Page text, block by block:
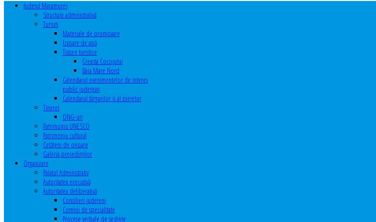
Judeţul Maramureş
Structura administrativă
Turism
Materiale de promovare
Izvoare de apă
Trasee turistice
Creasta Cocoșului
Baia Mare Nord
Calendarul evenimentelor de interes
public judeţean
Calendarul târgurilor şi al pieţelor
Tineret
ONG-uri
Patrimoniu UNESCO
Patrimoniu cultural
Cetăţeni de onoare
Galeria președinților
Organizare
Palatul Administrativ
Autoritatea executivă
Autoritatea deliberativă
Consilieri judeţeni
Comisii de specialitate
Procese verbale de sedinte